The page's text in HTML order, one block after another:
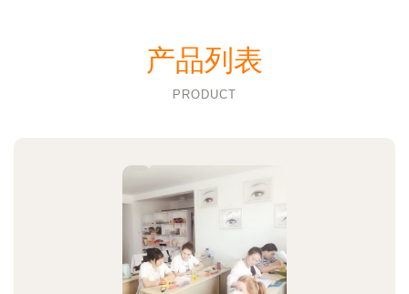
产品列表
PRODUCT